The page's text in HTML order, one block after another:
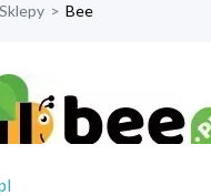
Sklepy > Bee